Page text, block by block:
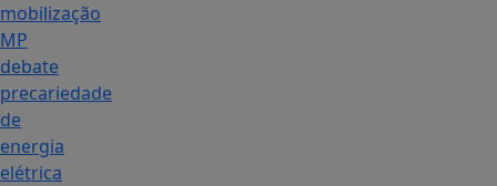
mobilização
MP
debate
precariedade
de
energia
elétrica